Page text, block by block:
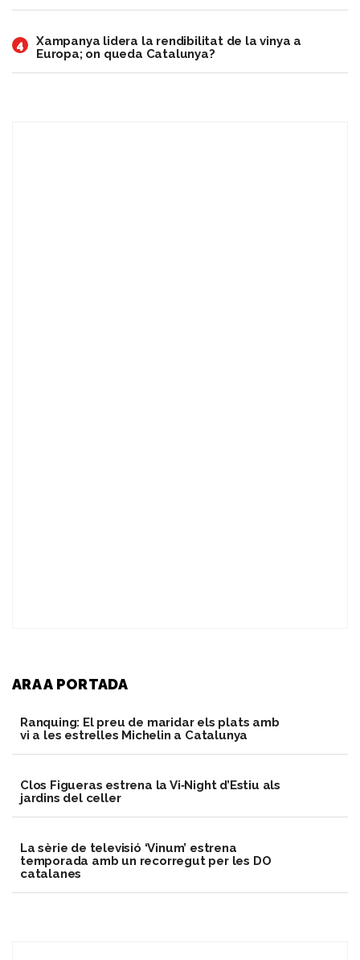
4
Xampanya lidera la rendibilitat de la vinya a
Europa; on queda Catalunya?
ARA A PORTADA
Ranquing: El preu de maridar els plats amb
vi a les estrelles Michelin a Catalunya
Clos Figueras estrena la Vi‑Night d’Estiu als
jardins del celler
La sèrie de televisió ‘Vinum’ estrena
temporada amb un recorregut per les DO
catalanes